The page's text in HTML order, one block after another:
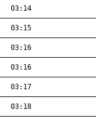
03:14
03:15
03:16
03:16
03:17
03:18